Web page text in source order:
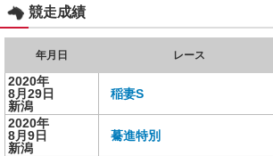
競走成績
年月日 レース
2020年
8月29日
新潟
稲妻S
2020年
8月9日
新潟
驀進特別